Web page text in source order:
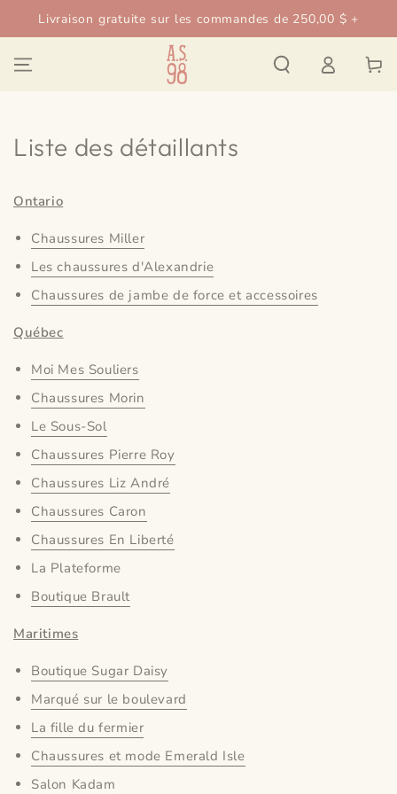
CONTENU
Livraison gratuite sur les commandes de 250,00 $ +
Connexion Panier
Liste des détaillants
Ontario
Chaussures Miller
Les chaussures d'Alexandrie
Chaussures de jambe de force et accessoires
Québec
Moi Mes Souliers
Chaussures Morin
Le Sous-Sol
Chaussures Pierre Roy
Chaussures Liz André
Chaussures Caron
Chaussures En Liberté
La Plateforme
Boutique Brault
Maritimes
Boutique Sugar Daisy
Marqué sur le boulevard
La fille du fermier
Chaussures et mode Emerald Isle
Salon Kadam